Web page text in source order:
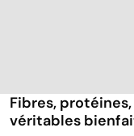
Fibres,
véritables